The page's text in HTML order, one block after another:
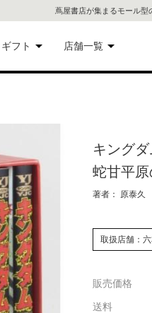
蔦屋書店が集まるモール型
ギフト
トにおすすめ
店舗一覧
代官
屋書
書店
六本
キング
蛇甘平
著者： 原泰久
取扱店舗：
販売価格
送料